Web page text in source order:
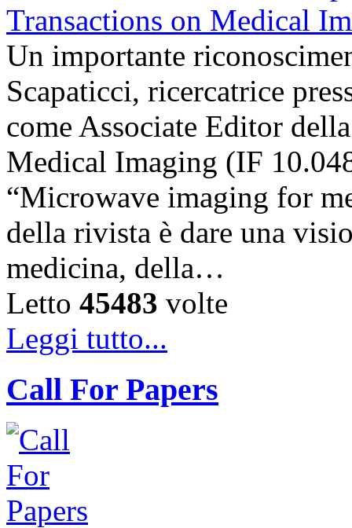
Un importante
Scapaticci, ricercatrice
come Associate Editor
Medical Imaging (IF
“Microwave imaging for
della rivista è dare una
medicina, della…
Letto 45483 volte
Leggi tutto...
Call For Papers